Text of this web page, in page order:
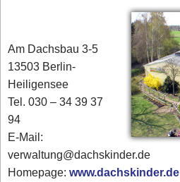
Am Dachsbau 3-5
13503 Berlin-
Heiligensee
Tel. 030 – 34 39 37
94
E-Mail:
verwaltung@dachskinder.de
Homepage:www.dachskinder.de